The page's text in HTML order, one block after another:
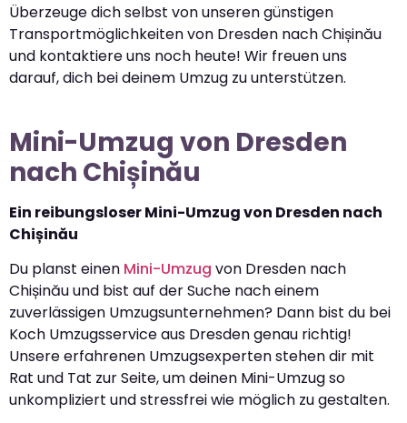
Überzeuge dich selbst von unseren günstigen
Transportmöglichkeiten von Dresden nach Chișinău
und kontaktiere uns noch heute! Wir freuen uns
darauf, dich bei deinem Umzug zu unterstützen.
Mini-Umzug von Dresden
nach Chișinău
Ein reibungsloser Mini-Umzug von Dresden nach
Chișinău
Du planst einen Mini-Umzug von Dresden nach
Chișinău und bist auf der Suche nach einem
zuverlässigen Umzugsunternehmen? Dann bist du bei
Koch Umzugsservice aus Dresden genau richtig!
Unsere erfahrenen Umzugsexperten stehen dir mit
Rat und Tat zur Seite, um deinen Mini-Umzug so
unkompliziert und stressfrei wie möglich zu gestalten.